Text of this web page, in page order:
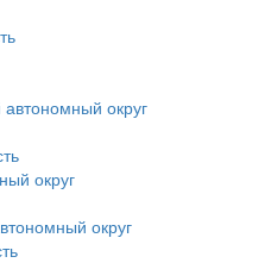
округ
округ
округ